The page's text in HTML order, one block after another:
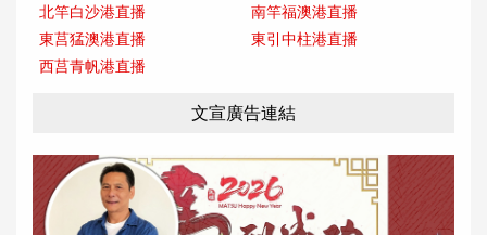
北竿白沙港直播
南竿福澳港直播
東莒猛澳港直播
東引中柱港直播
西莒青帆港直播
文宣廣告連結